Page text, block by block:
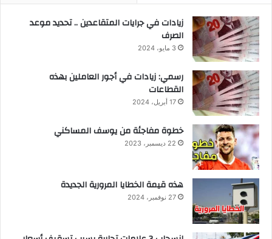
زيادات في جرايات المتقاعدين .. تحديد موعد
الصرف
3 مايو، 2024
رسمي: زيادات في أجور العاملين بهذه
القطاعات
17 أبريل، 2024
خطوة مفاجئة من يوسف المساكني
22 ديسمبر، 2023
هذه قيمة الخطايا المرورية الجديدة
27 نوفمبر، 2024